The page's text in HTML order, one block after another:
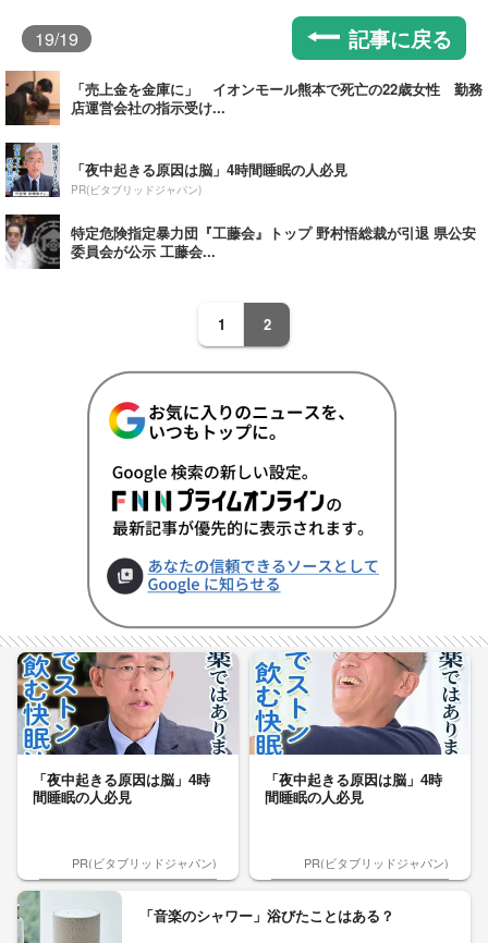
19/19 記事に戻る
「売上金を金庫に」 イオンモール熊本で死亡の22歳女性 勤務
店運営会社の指示受け...
「夜中起きる原因は脳」4時間睡眠の人必見
PR(ビタブリッドジャパン)
特定危険指定暴力団『工藤会』トップ 野村悟総裁が引退 県公安
委員会が公示 工藤会...
1 2
「夜中起きる原因は脳」4時
間睡眠の人必見
PR(ビタブリッドジャパン)
「夜中起きる原因は脳」4時
間睡眠の人必見
PR(ビタブリッドジャパン)
「音楽のシャワー」浴びたことはある？